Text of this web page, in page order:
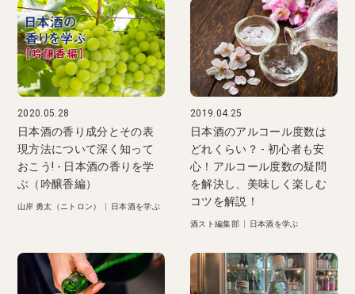
2020.05.28
日本酒の香り成分とその表
現方法について深く知って
おこう! - 日本酒の香りを学
ぶ（吟醸香編）
山岸 勇太（ニトロン） 日本酒を学ぶ
2019.04.25
日本酒のアルコール度数は
どれくらい？ - 初心者も安
心！アルコール度数の疑問
を解決し、美味しく楽しむ
コツを解説！
酒スト編集部 日本酒を学ぶ